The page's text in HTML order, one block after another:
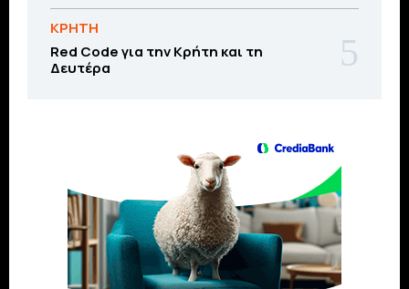
ΚΡΗΤΗ
Red Code για την Κρήτη και τη
Δευτέρα